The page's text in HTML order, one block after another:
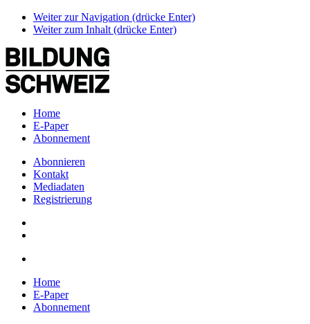
Weiter zur Navigation (drücke Enter)
Weiter zum Inhalt (drücke Enter)
Home
E-Paper
Abonnement
Abonnieren
Kontakt
Mediadaten
Registrierung
Home
E-Paper
Abonnement